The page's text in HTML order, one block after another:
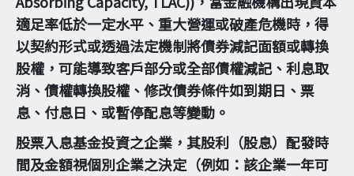
適足率低於一定水平、重大營運或破產危機時，得
以契約形式或透過法定機制將債券減記面額或轉換
股權，可能導致客戶部分或全部債權減記、利息取
消、債權轉換股權、修改債券條件如到期日、票
息、付息日、或暫停配息等變動。
股票入息基金投資之企業，其股利（股息）配發時
間及金額視個別企業之決定（例如：該企業一年可